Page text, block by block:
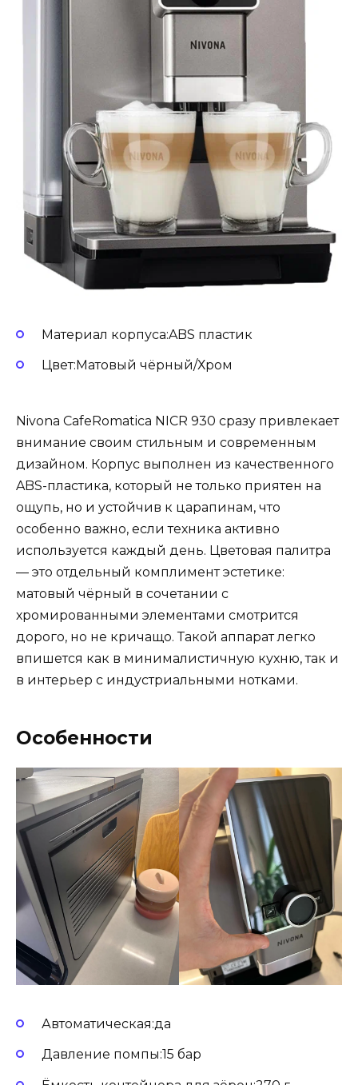
Материал корпуса:ABS пластик
Цвет:Матовый чёрный/Хром
Nivona CafeRomatica NICR 930 сразу привлекает
внимание своим стильным и современным
дизайном. Корпус выполнен из качественного
ABS-пластика, который не только приятен на
ощупь, но и устойчив к царапинам, что
особенно важно, если техника активно
используется каждый день. Цветовая палитра
— это отдельный комплимент эстетике:
матовый чёрный в сочетании с
хромированными элементами смотрится
дорого, но не кричащо. Такой аппарат легко
впишется как в минималистичную кухню, так и
в интерьер с индустриальными нотками.
Особенности
Автоматическая:да
Давление помпы:15 бар